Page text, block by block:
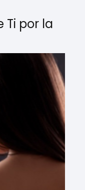
Ti por la